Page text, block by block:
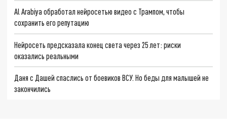
Al Arabiya обработал нейросетью видео с Трампом, чтобы
сохранить его репутацию
Нейросеть предсказала конец света через 25 лет: риски
оказались реальными
Даня с Дашей спаслись от боевиков ВСУ. Но беды для малышей не
закончились